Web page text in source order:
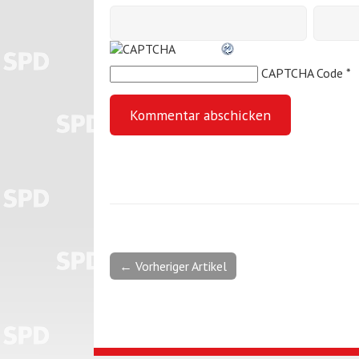
CAPTCHA Code *
← Vorheriger Artikel